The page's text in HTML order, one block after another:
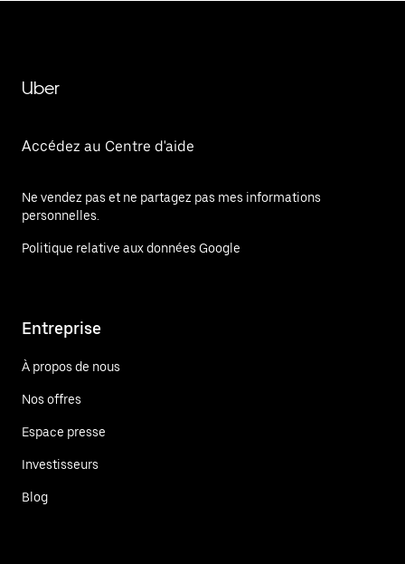
Uber
Accédez au Centre d'aide
Ne vendez pas et ne partagez pas mes informations
personnelles.
Politique relative aux données Google
Entreprise
À propos de nous
Nos offres
Espace presse
Investisseurs
Blog